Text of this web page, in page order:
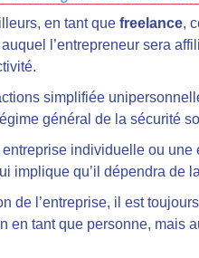
en tant que freelance,
l’entrepreneur sera
simplifiée
général de la sécurité
individuelle ou
implique qu’il dépendra de
de l’entreprise, il est
en tant que personne, mais